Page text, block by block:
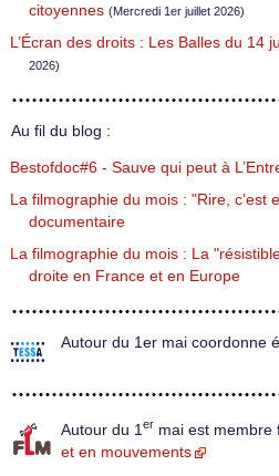
citoyennes (Mercredi 1er juillet 2026)
L’Écran des droits : Les Balles du 14
2026)
Au fil du blog :
Bestofdoc#6 - Sauve qui peut à
La filmographie du mois : "Rire, c’est
documentaire
La filmographie du mois : La
droite en France et en Europe
Autour du 1er mai coordonne
Autour du 1 er mai est membre
et en mouvements